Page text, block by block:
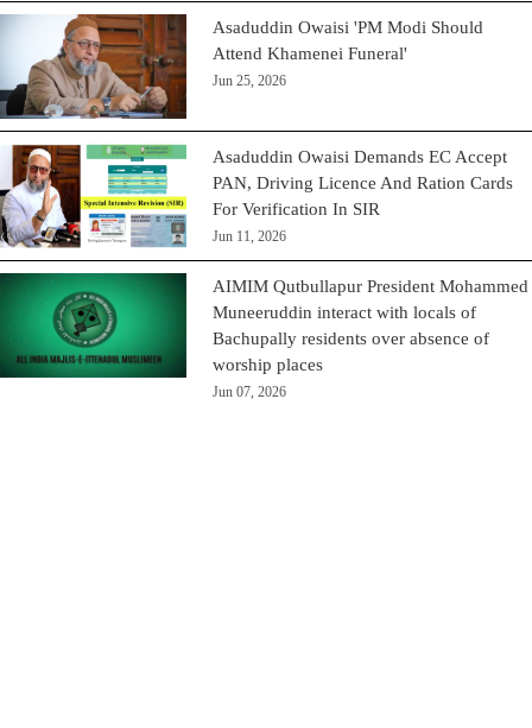
Asaduddin Owaisi 'PM Modi Should
Attend Khamenei Funeral'
Jun 25, 2026
Asaduddin Owaisi Demands EC Accept
PAN, Driving Licence And Ration Cards
For Verification In SIR
Jun 11, 2026
AIMIM Qutbullapur President Mohammed
Muneeruddin interact with locals of
Bachupally residents over absence of
worship places
Jun 07, 2026